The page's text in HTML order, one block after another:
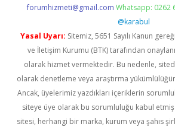
forumhizmeti@gmail.com Whatsapp: 0262
@karabul
Yasal Uyarı: Sitemiz, 5651 Sayılı Kanun
ve İletişim Kurumu (BTK) tarafından
olarak hizmet vermektedir. Bu nedenle,
olarak denetleme veya araştırma
Ancak, üyelerimiz yazdıkları içeriklerin
siteye üye olarak bu sorumluluğu kabul etmiş
sitesi, herhangi bir marka, kurum veya şahıs